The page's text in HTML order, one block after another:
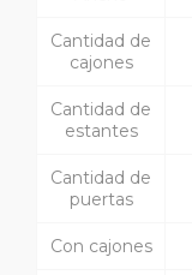
Cantidad de
cajones
Cantidad de
estantes
Cantidad de
puertas
Con cajones